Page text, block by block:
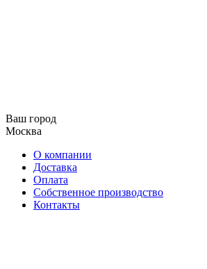
Ваш город
Москва
О компании
Доставка
Оплата
Собственное производство
Контакты